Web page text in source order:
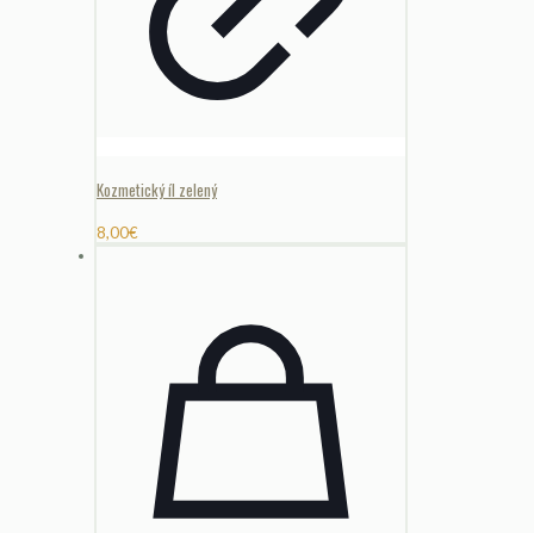
Kozmetický íl zelený
8,00€